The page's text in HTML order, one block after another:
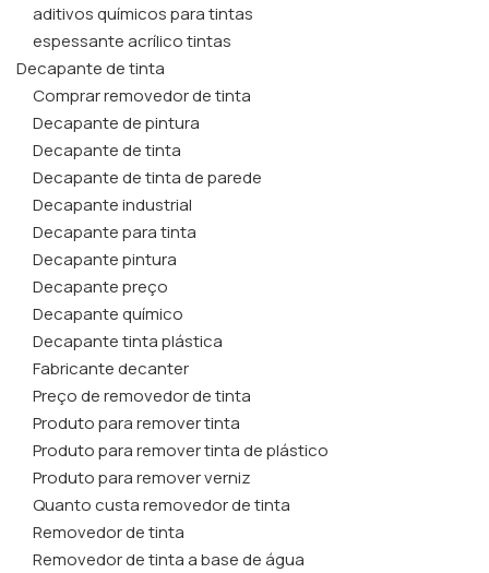
aditivos químicos para tintas
espessante acrílico tintas
Decapante de tinta
Comprar removedor de tinta
Decapante de pintura
Decapante de tinta
Decapante de tinta de parede
Decapante industrial
Decapante para tinta
Decapante pintura
Decapante preço
Decapante químico
Decapante tinta plástica
Fabricante decanter
Preço de removedor de tinta
Produto para remover tinta
Produto para remover tinta de plástico
Produto para remover verniz
Quanto custa removedor de tinta
Removedor de tinta
Removedor de tinta a base de água